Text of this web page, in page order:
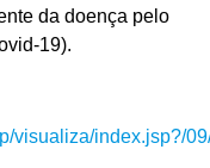
da doença pelo
19).
visualiza/index.jsp?/